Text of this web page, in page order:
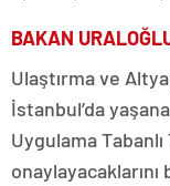
BAKAN
Ulaştırma ve
İstanbul’da
Uygulama Tabanlı
onaylayacaklarını